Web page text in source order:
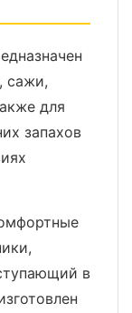
сажи,
для
запахов
в